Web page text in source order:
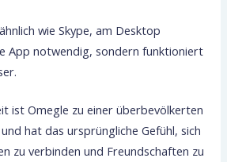
wie Skype, am Desktop
App notwendig, sondern funktioniert
ist Omegle zu einer überbevölkerten
hat das ursprüngliche Gefühl, sich
zu verbinden und Freundschaften zu